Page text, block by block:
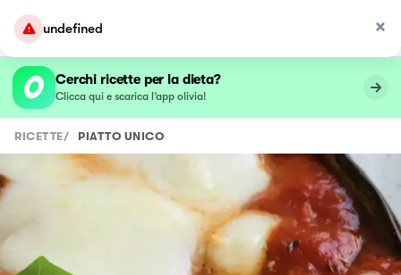
undefined
Cerchi ricette per la dieta?
Clicca qui e scarica l’app olivia!
RICETTE/ PIATTO UNICO